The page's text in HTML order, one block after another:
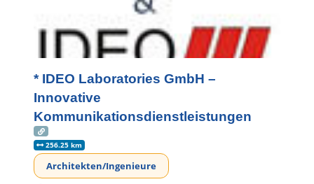
* IDEO Laboratories GmbH –
Innovative
Kommunikationsdienstleistungen
256.25 km
Architekten/Ingenieure